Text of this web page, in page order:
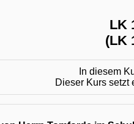
LK
(LK
In diesem
Dieser Kurs setzt